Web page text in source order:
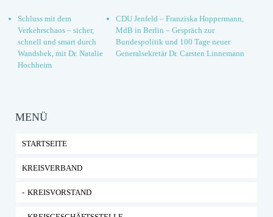
Schluss mit dem
Verkehrschaos – sicher,
schnell und smart durch
Wandsbek, mit Dr. Natalie
Hochheim
CDU Jenfeld – Franziska Hoppermann,
MdB in Berlin – Gespräch zur
Bundespolitik und 100 Tage neuer
Generalsekretär Dr. Carsten Linnemann
MENÜ
STARTSEITE
KREISVERBAND
KREISVORSTAND